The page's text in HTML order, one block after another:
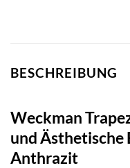
BESCHREIBUNG
Weckman
und Ästhetische
Anthrazit